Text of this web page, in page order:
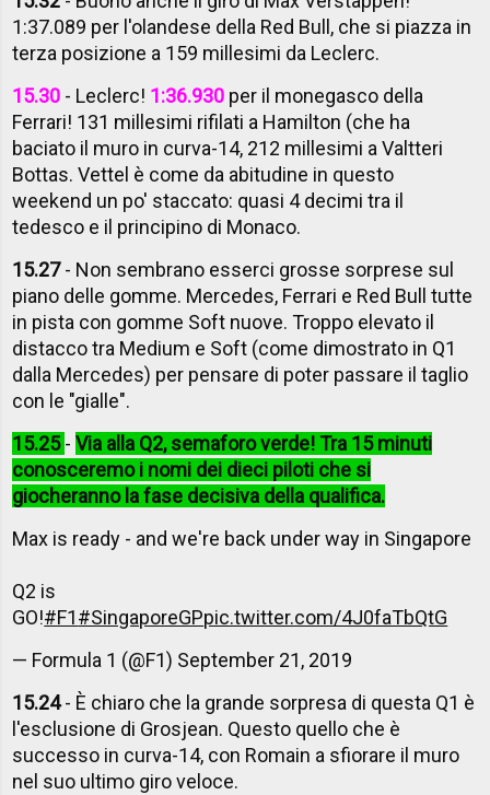
1:37.089 per l'olandese della Red Bull, che si piazza in
terza posizione a 159 millesimi da Leclerc.
15.30 - Leclerc! 1:36.930 per il monegasco della
Ferrari! 131 millesimi rifilati a Hamilton (che ha
baciato il muro in curva-14, 212 millesimi a Valtteri
Bottas. Vettel è come da abitudine in questo
weekend un po' staccato: quasi 4 decimi tra il
tedesco e il principino di Monaco.
15.27- Non sembrano esserci grosse sorprese sul
piano delle gomme. Mercedes, Ferrari e Red Bull tutte
in pista con gomme Soft nuove. Troppo elevato il
distacco tra Medium e Soft (come dimostrato in Q1
dalla Mercedes) per pensare di poter passare il taglio
con le "gialle".
15.25-Via alla Q2, semaforo verde! Tra 15 minuti
conosceremo i nomi dei dieci piloti che si
giocheranno la fase decisiva della qualifica.
Max is ready - and we're back under way in Singapore
Q2 is
GO!#F1#SingaporeGPpic.twitter.com/4J0faTbQtG
— Formula 1 (@F1) September 21, 2019
15.24- È chiaro che la grande sorpresa di questa Q1 è
l'esclusione di Grosjean. Questo quello che è
successo in curva-14, con Romain a sfiorare il muro
nel suo ultimo giro veloce.